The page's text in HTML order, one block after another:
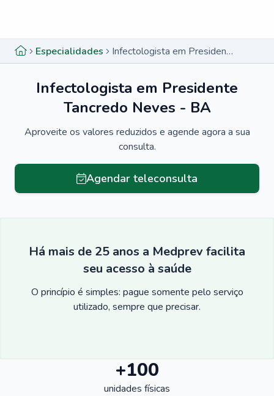
Especialidades Infectologista em Presidente Tancredo Neves - BA
Infectologista em Presidente
Tancredo Neves - BA
Aproveite os valores reduzidos e agende agora a sua
consulta.
Agendar teleconsulta
Há mais de 25 anos a Medprev facilita
seu acesso à saúde
O princípio é simples: pague somente pelo serviço
utilizado, sempre que precisar.
+100
unidades físicas